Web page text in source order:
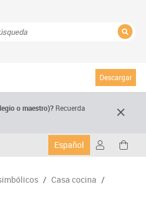
Descargar
o maestro)? Recuerda
Español
/ Casa cocina /